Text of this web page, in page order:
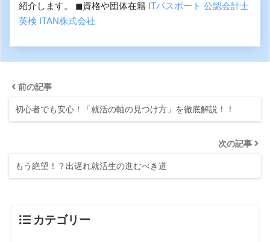
紹介します。 ◼︎資格や団体在籍 ITパスポート 公認会計士
英検 ITAN株式会社
前の記事
初心者でも安心！「就活の軸の見つけ方」を徹底解説！！
次の記事
もう絶望！？出遅れ就活生の進むべき道
カテゴリー